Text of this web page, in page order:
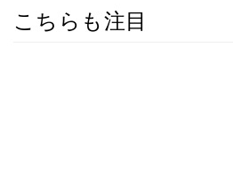
こちらも注目